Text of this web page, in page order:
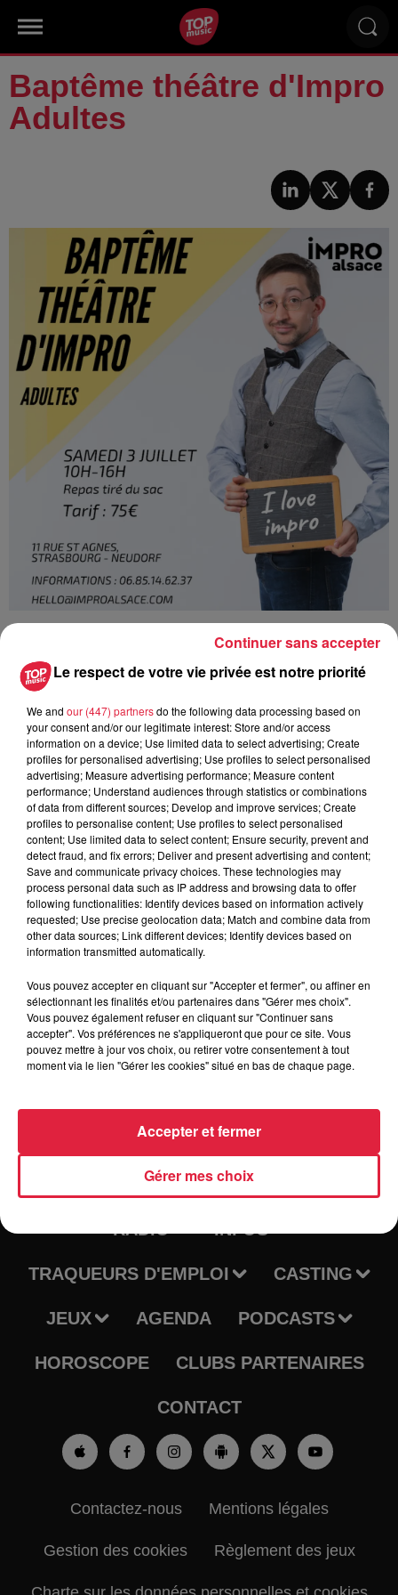
Baptême théâtre d'Impro
Adultes
Date
du3 juillet 2021 à 0h00
au3 juillet 2021 à 0h00
Lieu STRASBOUG (67)
Organisateur https://www.facebook.com/events/
Tarif Gratuit
RADIO INFOS
TRAQUEURS D'EMPLOI CASTING
JEUX AGENDA PODCASTS
HOROSCOPE CLUBS PARTENAIRES
CONTACT
Contactez-nous Mentions légales
Gestion des cookies Règlement des jeux
Le respect de votre vie privée est notre priorité
We and our (447) partnersdo the following data processing based on
your consent and/or our legitimate interest: Store and/or access
information on a device; Use limited data to select advertising; Create
profiles for personalised advertising; Use profiles to select personalised
advertising; Measure advertising performance; Measure content
performance; Understand audiences through statistics or combinations
of data from different sources; Develop and improve services; Create
profiles to personalise content; Use profiles to select personalised
content; Use limited data to select content; Ensure security, prevent and
detect fraud, and fix errors; Deliver and present advertising and content;
Save and communicate privacy choices. These technologies may
process personal data such as IP address and browsing data to offer
following functionalities: Identify devices based on information actively
requested; Use precise geolocation data; Match and combine data from
other data sources; Link different devices; Identify devices based on
information transmitted automatically.
Vous pouvez accepter en cliquant sur "Accepter et fermer", ou affiner en
sélectionnant les finalités et/ou partenaires dans "Gérer mes choix".
Vous pouvez également refuser en cliquant sur "Continuer sans
accepter". Vos préférences ne s'appliqueront que pour ce site. Vous
pouvez mettre à jour vos choix, ou retirer votre consentement à tout
moment via le lien "Gérer les cookies" situé en bas de chaque page.
Gérer mes choix
Accepter et fermer
Continuer sans accepter